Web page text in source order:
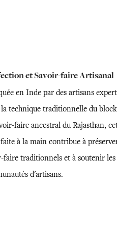
et Savoir-faire Artisanal
en Inde par des artisans
technique traditionnelle du
faire ancestral du Rajasthan,
à la main contribue à
faire traditionnels et à soutenir les
d'artisans.